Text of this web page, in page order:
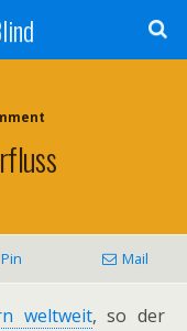
Pin Mail
weltweit, so der